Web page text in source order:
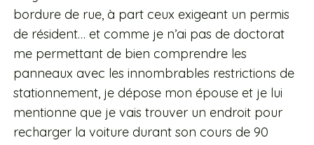
bordure de rue, à part ceux exigeant un permis
de résident… et comme je n’ai pas de doctorat
me permettant de bien comprendre les
panneaux avec les innombrables restrictions de
stationnement, je dépose mon épouse et je lui
mentionne que je vais trouver un endroit pour
recharger la voiture durant son cours de 90